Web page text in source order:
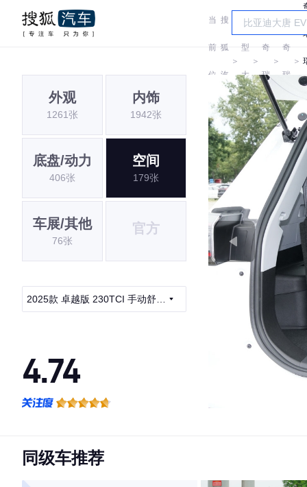
当
前
位
置:
搜
狐
汽
车
＞
车
型
大
全
＞
奇
瑞
＞
奇
瑞
＞
8
外观
1261张
内饰
1942张
底盘/动力
406张
空间
179张
车展/其他
76张
官方
2025款 卓越版 230TCI 手动舒适
4.74
·空间表现较为优秀，优于75%同级车
同级车推荐